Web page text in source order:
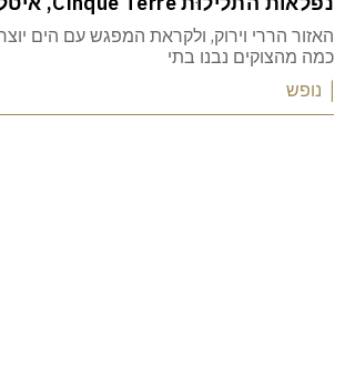
האזור הררי וירוק, ולקראת המפגש עם הים
כמה מהצוקים נבנו בתי
| נופש